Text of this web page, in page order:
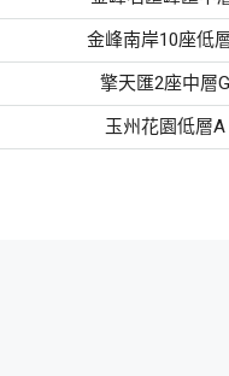
金峰南岸10座低
擎天匯2座中層G
玉州花園低層A